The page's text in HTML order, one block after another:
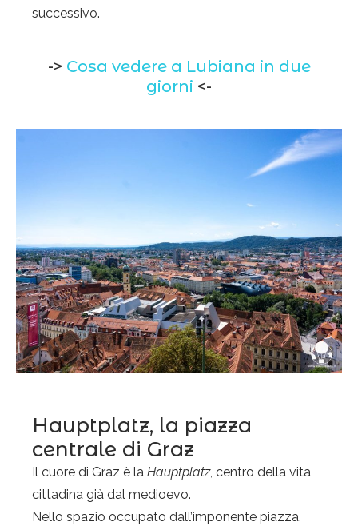
successivo.
-> Cosa vedere a Lubiana in due
giorni <-
Hauptplatz, la piazza
centrale di Graz
Il cuore di Graz è la Hauptplatz, centro della vita
cittadina già dal medioevo.
Nello spazio occupato dall’imponente piazza,